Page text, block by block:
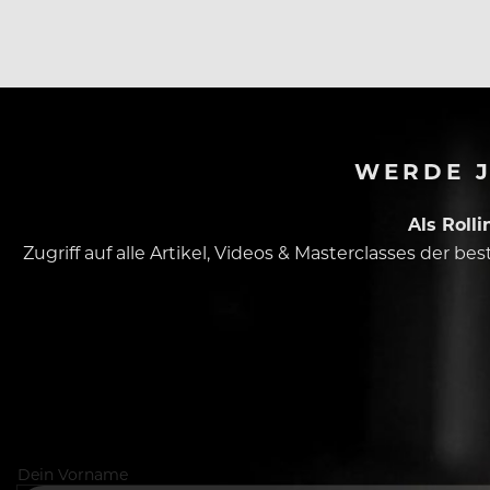
WERDE
Als
Zugriff auf alle Artikel, Videos & Masterclasses der
Dein Vorname